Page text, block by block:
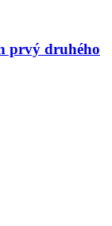
prvý druhého